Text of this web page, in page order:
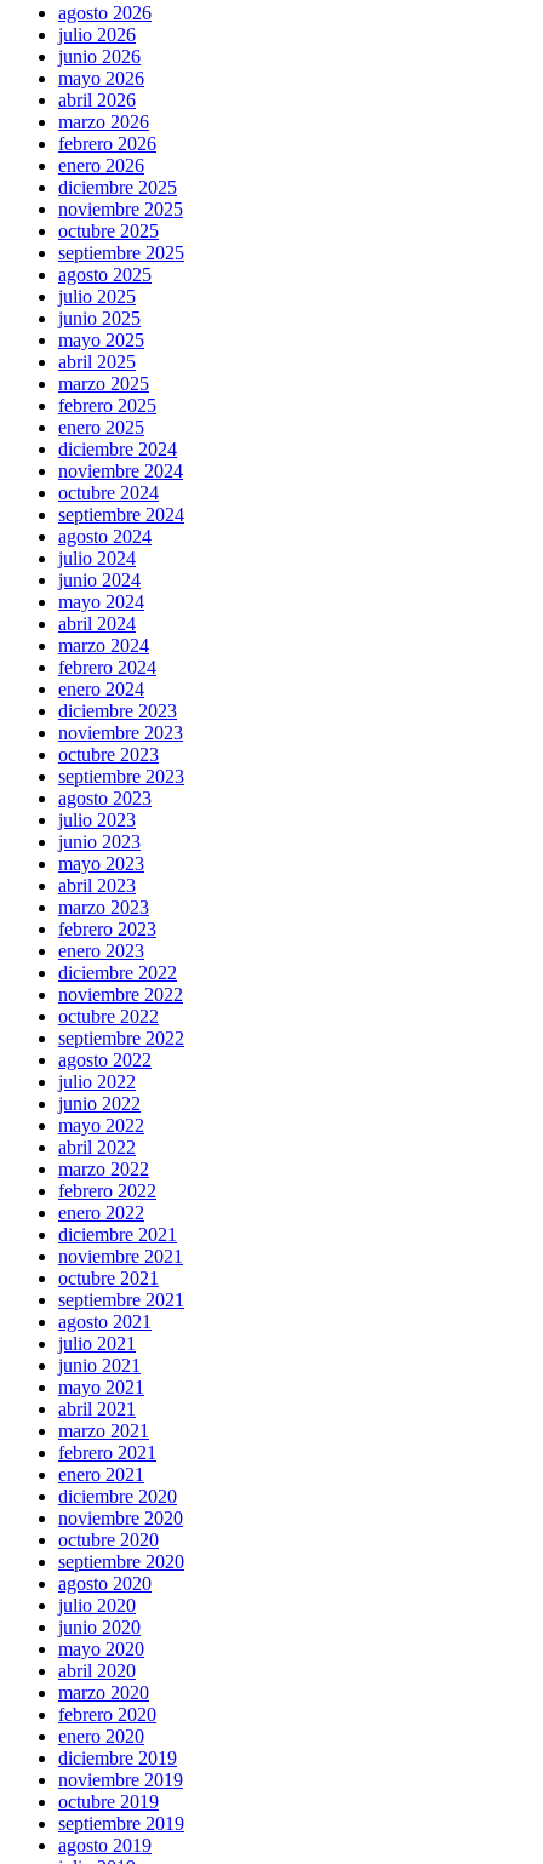
agosto 2026
julio 2026
junio 2026
mayo 2026
abril 2026
marzo 2026
febrero 2026
enero 2026
diciembre 2025
noviembre 2025
octubre 2025
septiembre 2025
agosto 2025
julio 2025
junio 2025
mayo 2025
abril 2025
marzo 2025
febrero 2025
enero 2025
diciembre 2024
noviembre 2024
octubre 2024
septiembre 2024
agosto 2024
julio 2024
junio 2024
mayo 2024
abril 2024
marzo 2024
febrero 2024
enero 2024
diciembre 2023
noviembre 2023
octubre 2023
septiembre 2023
agosto 2023
julio 2023
junio 2023
mayo 2023
abril 2023
marzo 2023
febrero 2023
enero 2023
diciembre 2022
noviembre 2022
octubre 2022
septiembre 2022
agosto 2022
julio 2022
junio 2022
mayo 2022
abril 2022
marzo 2022
febrero 2022
enero 2022
diciembre 2021
noviembre 2021
octubre 2021
septiembre 2021
agosto 2021
julio 2021
junio 2021
mayo 2021
abril 2021
marzo 2021
febrero 2021
enero 2021
diciembre 2020
noviembre 2020
octubre 2020
septiembre 2020
agosto 2020
julio 2020
junio 2020
mayo 2020
abril 2020
marzo 2020
febrero 2020
enero 2020
diciembre 2019
noviembre 2019
octubre 2019
septiembre 2019
agosto 2019